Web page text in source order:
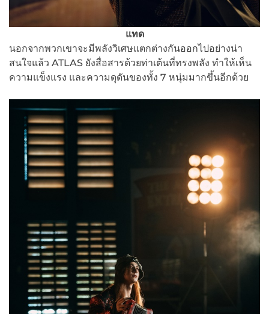
แทด
นอกจากพวกเขาจะมีพลังวิเศษแตกต่างกันออกไปอย่างน่า
สนใจแล้ว ATLAS ยังสื่อสารด้วยท่าเต้นที่ทรงพลัง ทำให้เห็น
ความแข็งแรง และความดุดันของทั้ง 7 หนุ่มมากขึ้นอีกด้วย